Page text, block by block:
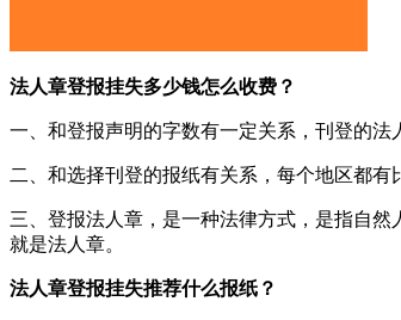
法人章登报挂失多少钱怎么收费？
一、和登报声明的字数有一定关系，刊登的法
二、和选择刊登的报纸有关系，每个地区都有
三、登报法人章，是一种法律方式，是指自
就是法人章。
法人章登报挂失推荐什么报纸？